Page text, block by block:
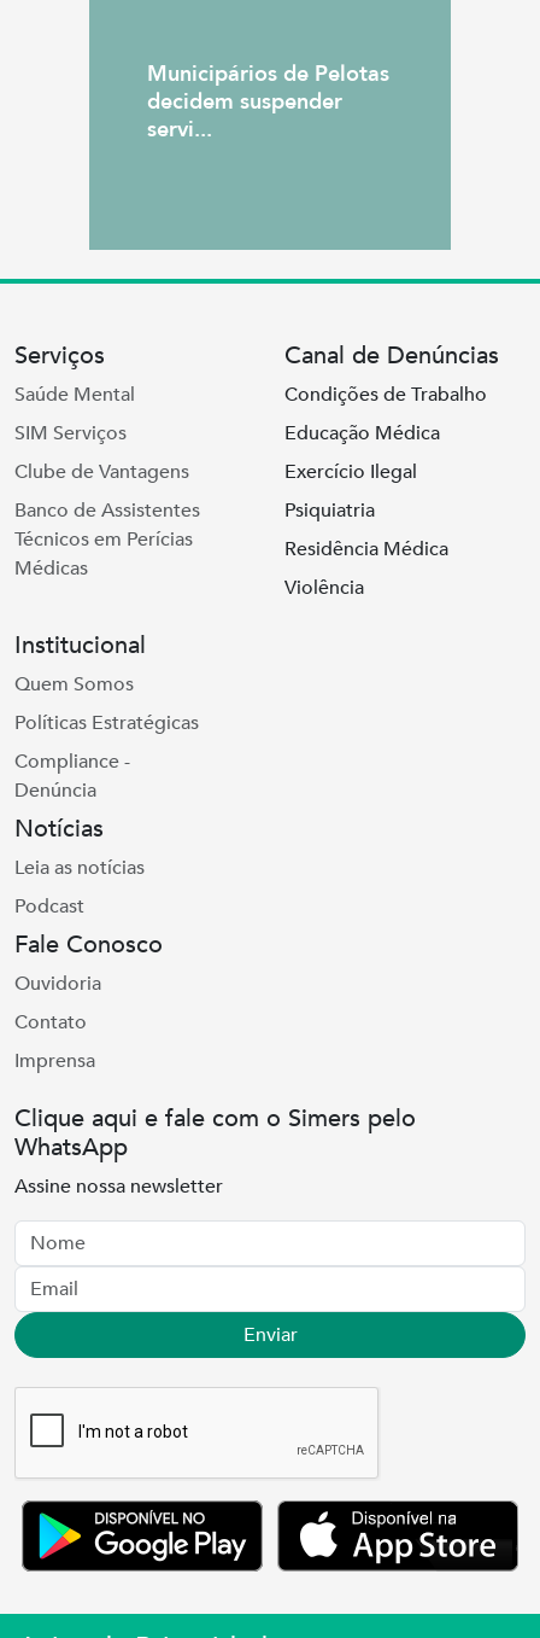
Municipários de Pelotas
decidem suspender
servi...
Serviços
Saúde Mental
SIM Serviços
Clube de Vantagens
Banco de Assistentes
Técnicos em Perícias
Médicas
Canal de Denúncias
Condições de Trabalho
Educação Médica
Exercício Ilegal
Psiquiatria
Residência Médica
Violência
Institucional
Quem Somos
Políticas Estratégicas
Compliance -
Denúncia
Notícias
Leia as notícias
Podcast
Fale Conosco
Ouvidoria
Contato
Imprensa
Clique aqui e fale com o Simers pelo
WhatsApp
Assine nossa newsletter
Nome
Email
Enviar